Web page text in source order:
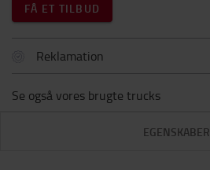
FÅ ET TILBUD
Reklamation
Se også vores brugte trucks
EGENSKABER